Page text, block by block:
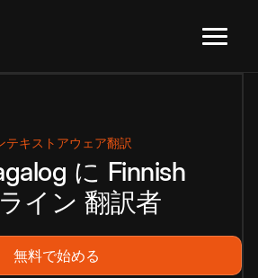
テキストアウェア翻訳
に Finnish
イン 翻訳者
無料で始める